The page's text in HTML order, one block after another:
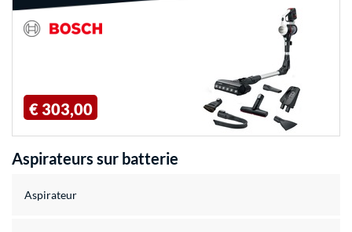
€ 303,00
Aspirateurs sur batterie
Aspirateur